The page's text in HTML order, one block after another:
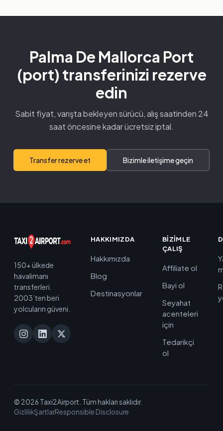
Palma De Mallorca Port
(port) transferinizi rezerve
edin
Sabit fiyat, varışta bekleyen sürücü, alış saatinden 24
saat öncesine kadar ücretsiz iptal.
Transfer rezerve et Bizimle iletişime geçin
150+ ülkede
havalimanı
transferleri.
2003’ten beri
yolcuların güveni.
HAKKIMIZDA
Hakkımızda
Blog
Destinasyonlar
BIZIMLE
ÇALIŞ
Affiliate ol
Bayi ol
Seyahat
acenteleri
için
Tedarikçi
ol
© 2026 Taxi2Airport. Tüm hakları saklıdır.
GizlilikŞartlarResponsible Disclosure